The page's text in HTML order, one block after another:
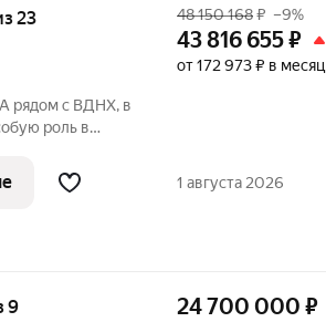
23
рядом с ВДНХ, в
роль в
этаже 23
48 150 168₽ –9%
43 816 655₽
от 172 973 ₽ в месяц
1 августа 2026
9 24 700 000 ₽